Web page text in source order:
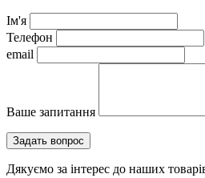
Ім'я
Телефон
email
Ваше запитання
Дякуємо за інтерес до наших